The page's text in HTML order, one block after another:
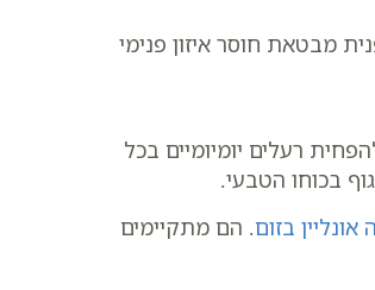
מבטאת חוסר איזון פנימי
רעלים יומיומיים בכל
בכוחו הטבעי.
בזום. הם מתקיימים